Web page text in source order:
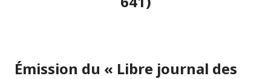
Émission du « Libre journal des